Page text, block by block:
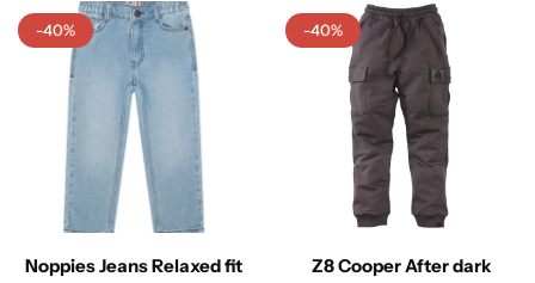
-40%
Noppies Jeans Relaxed fit
-40%
Z8 Cooper After dark